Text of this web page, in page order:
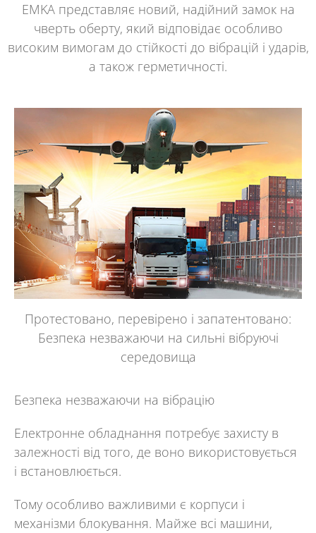
EMKA представляє новий, надійний замок на
чверть оберту, який відповідає особливо
високим вимогам до стійкості до вібрацій і ударів,
а також герметичності.
Протестовано, перевірено і запатентовано:
Безпека незважаючи на сильні вібруючі
середовища
Безпека незважаючи на вібрацію
Електронне обладнання потребує захисту в
залежності від того, де воно використовується
і встановлюється.
Тому особливо важливими є корпуси і
механізми блокування. Майже всі машини,